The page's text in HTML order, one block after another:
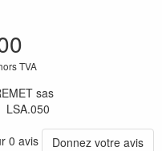
TVA
sas
LSA.050
0 avis
Donnez votre avis